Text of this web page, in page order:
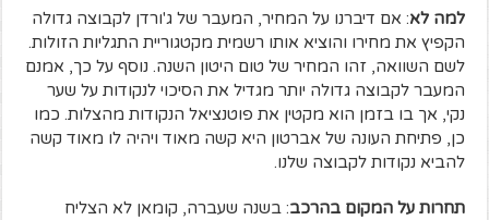
למה לא: אם דיברנו על המחיר, המעבר של ג'ורדן לקבוצה גדולה
הקפיץ את מחירו והוציא אותו רשמית מקטגוריית התגליות הזולות.
לשם השוואה, זהו המחיר של טום היטון השנה. נוסף על כך, אמנם
המעבר לקבוצה גדולה יותר מגדיל את הסיכוי לנקודות על שער
נקי, אך בו בזמן הוא מקטין את פוטנציאל הנקודות מהצלות. כמו
כן, פתיחת העונה של אברטון היא קשה מאוד ויהיה לו מאוד קשה
להביא נקודות לקבוצה שלנו.
תחרות על המקום בהרכב: בשנה שעברה, קומאן לא הצליח